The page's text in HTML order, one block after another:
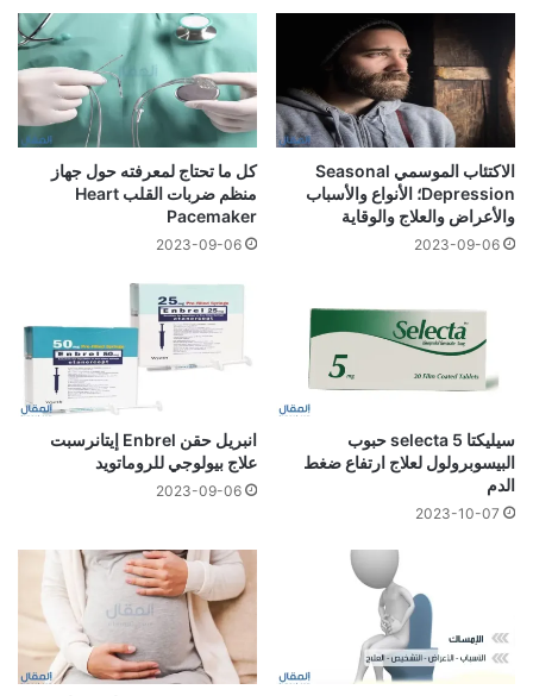
الاكتئاب الموسمي Seasonal
Depression؛ الأنواع والأسباب
والأعراض والعلاج والوقاية
2023-09-06
كل ما تحتاج لمعرفته حول جهاز
منظم ضربات القلب Heart
Pacemaker
2023-09-06
سيليكتا 5 selecta حبوب
البيسوبرولول لعلاج ارتفاع ضغط
الدم
2023-10-07
انبريل حقن Enbrel إيتانرسبت
علاج بيولوجي للروماتويد
2023-09-06